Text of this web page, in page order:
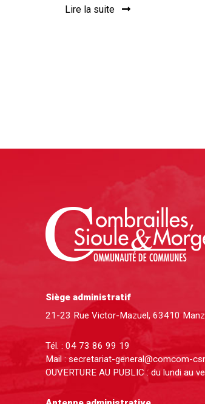
Lire la suite
Siège administratif
21-23 Rue Victor-Mazuel, 63410
Tél. : 04 73 86 99 19
Mail : secretariat-general@comcom-
OUVERTURE AU PUBLIC : du lundi